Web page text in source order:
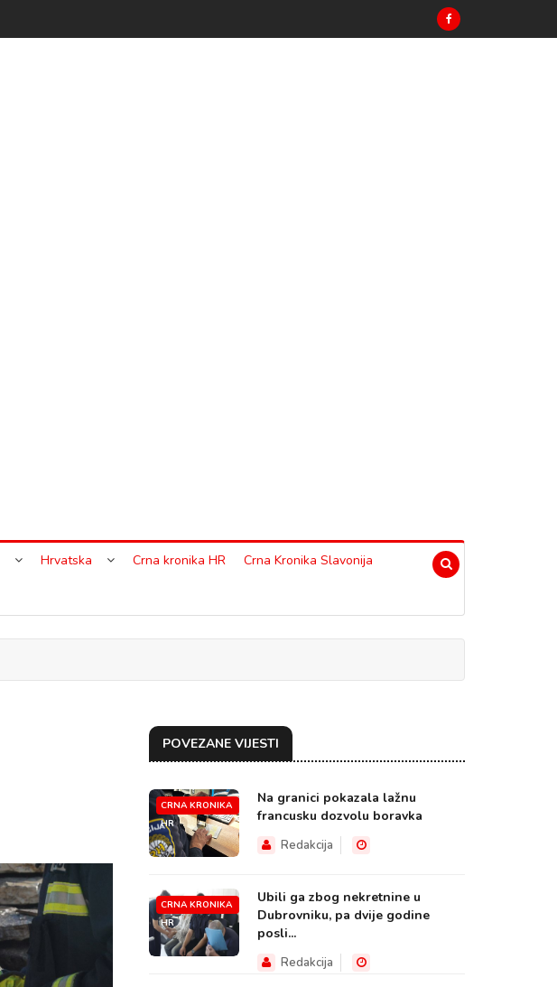
Hrvatska Crna kronika HR Crna Kronika Slavonija
POVEZANE VIJESTI
CRNA KRONIKA
HR
Na granici pokazala lažnu
francusku dozvolu boravka
Redakcija
CRNA KRONIKA
HR
Ubili ga zbog nekretnine u
Dubrovniku, pa dvije godine
posli...
Redakcija